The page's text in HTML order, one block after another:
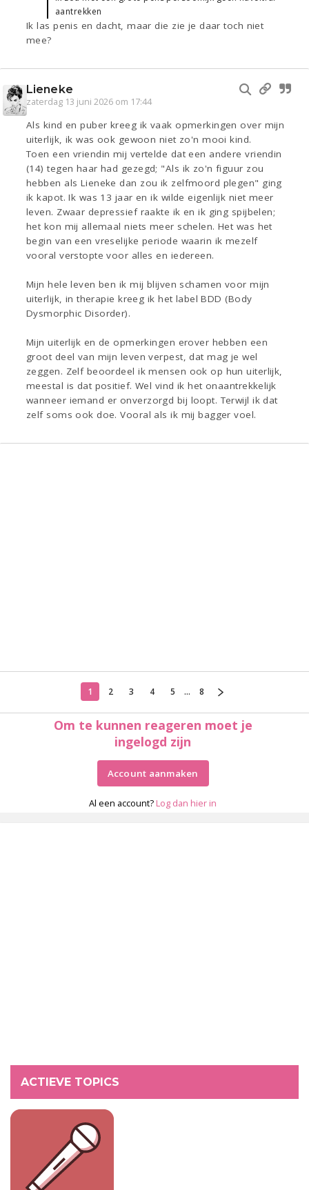
aantrekken
Ik las penis en dacht, maar die zie je daar toch niet
mee?
Lieneke
zaterdag 13 juni 2026 om 17:44
Als kind en puber kreeg ik vaak opmerkingen over mijn
uiterlijk, ik was ook gewoon niet zo'n mooi kind.
Toen een vriendin mij vertelde dat een andere vriendin
(14) tegen haar had gezegd; "Als ik zo'n figuur zou
hebben als Lieneke dan zou ik zelfmoord plegen" ging
ik kapot. Ik was 13 jaar en ik wilde eigenlijk niet meer
leven. Zwaar depressief raakte ik en ik ging spijbelen;
het kon mij allemaal niets meer schelen. Het was het
begin van een vreselijke periode waarin ik mezelf
vooral verstopte voor alles en iedereen.
Mijn hele leven ben ik mij blijven schamen voor mijn
uiterlijk, in therapie kreeg ik het label BDD (Body
Dysmorphic Disorder).
Mijn uiterlijk en de opmerkingen erover hebben een
groot deel van mijn leven verpest, dat mag je wel
zeggen. Zelf beoordeel ik mensen ook op hun uiterlijk,
meestal is dat positief. Wel vind ik het onaantrekkelijk
wanneer iemand er onverzorgd bij loopt. Terwijl ik dat
zelf soms ook doe. Vooral als ik mij bagger voel.
1 2 3 4 5 ... 8
Om te kunnen reageren moet je
ingelogd zijn
Account aanmaken
Al een account? Log dan hier in
ACTIEVE TOPICS